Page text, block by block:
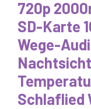
720p
SD-Karte
Wege-
Nachtsicht
Schlaflied